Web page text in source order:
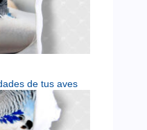
de tus aves